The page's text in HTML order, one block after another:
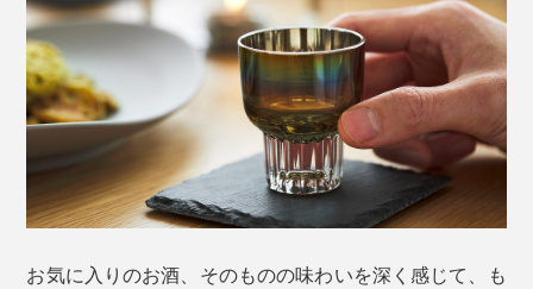
お気に入りのお酒、そのものの味わいを深く感じて、も